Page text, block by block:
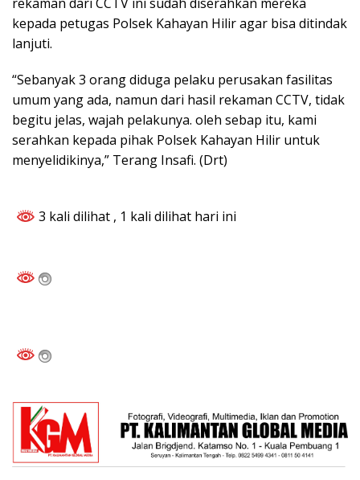
kepada petugas Polsek Kahayan Hilir agar bisa ditindak
lanjuti.
“Sebanyak 3 orang diduga pelaku perusakan fasilitas
umum yang ada, namun dari hasil rekaman CCTV, tidak
begitu jelas, wajah pelakunya. oleh sebap itu, kami
serahkan kepada pihak Polsek Kahayan Hilir untuk
menyelidikinya,” Terang Insafi. (Drt)
3 kali dilihat , 1 kali dilihat hari ini